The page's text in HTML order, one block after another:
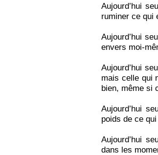
Aujourd’hui
ruminer ce qui
Aujourd’hui
envers
Aujourd’hui
mais celle qui
bien, même si
Aujourd’hui
poids de ce
Aujourd’hui
dans les